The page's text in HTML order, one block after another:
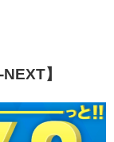
】